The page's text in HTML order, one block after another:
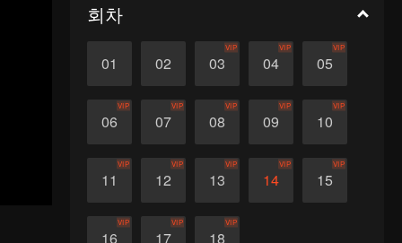
회차
01 02 03
VIP
04
VIP
05
VIP
06
VIP
07
VIP
08
VIP
09
VIP
10
VIP
11
VIP
12
VIP
13
VIP
14
VIP
15
VIP
16
VIP
17
VIP
18
VIP